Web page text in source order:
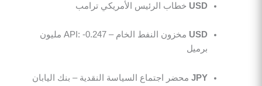
USD خطاب الرئيس الأمريكي ترامب
USD
مخزون النفط الخام – API: -0.247 مليون
برميل
JPY محضر اجتماع السياسة النقدية – بنك اليابان